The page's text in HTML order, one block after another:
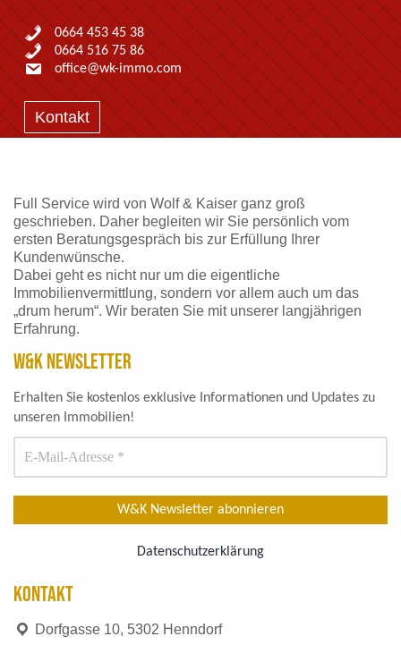
0664 453 45 38
0664 516 75 86
office@wk-immo.com
Kontakt
Full Service wird von Wolf & Kaiser ganz groß
geschrieben. Daher begleiten wir Sie persönlich vom
ersten Beratungsgespräch bis zur Erfüllung Ihrer
Kundenwünsche.
Dabei geht es nicht nur um die eigentliche
Immobilienvermittlung, sondern vor allem auch um das
„drum herum“. Wir beraten Sie mit unserer langjährigen
Erfahrung.
W&K NEWSLETTER
Erhalten Sie kostenlos exklusive Informationen und Updates zu
unseren Immobilien!
Datenschutzerklärung
KONTAKT
Dorfgasse 10, 5302 Henndorf